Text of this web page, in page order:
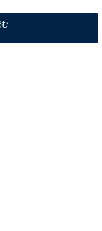
日～3月31日の期間、
む